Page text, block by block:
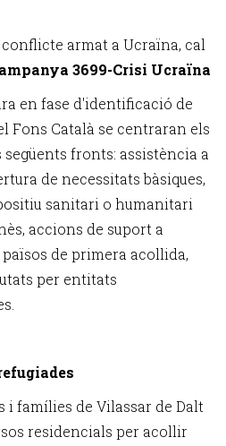
armat a Ucraïna, cal
3699-Crisi Ucraïna
en fase d'identificació de
Fons Català se centraran els
fronts: assistència a
de necessitats bàsiques,
sanitari o humanitari
accions de suport a
de primera acollida,
per entitats
i famílies de Vilassar de Dalt
residencials per acollir